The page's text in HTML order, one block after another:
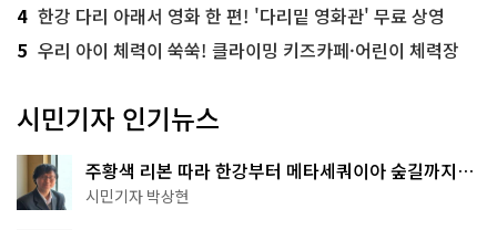
4 한강 다리 아래서 영화 한 편! '다리밑 영화관' 무료 상영
5 우리 아이 체력이 쑥쑥! 클라이밍 키즈카페·어린이 체력장
시민기자 인기뉴스
주황색 리본 따라 한강부터 메타세쿼이아 숲길까지…
서울둘레길 15코스
시민기자 박상현